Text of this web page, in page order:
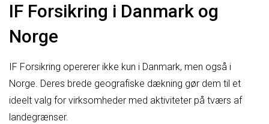
IF Forsikring i Danmark og
Norge
IF Forsikring opererer ikke kun i Danmark, men også i
Norge. Deres brede geografiske dækning gør dem til et
ideelt valg for virksomheder med aktiviteter på tværs af
landegrænser.